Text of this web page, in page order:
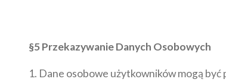
§5 Przekazywanie Danych Osobowych
1. Dane osobowe użytkowników mogą